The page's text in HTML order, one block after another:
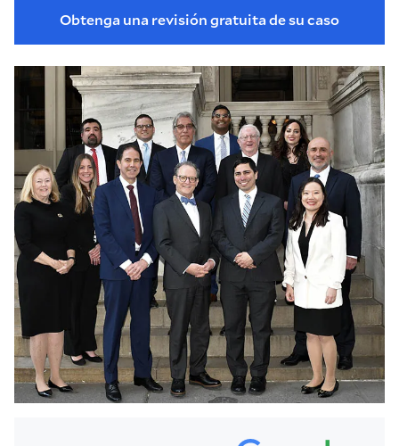
Obtenga una revisión gratuita de su caso